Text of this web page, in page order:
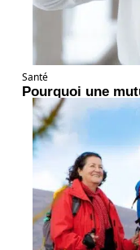
Santé
Pourquoi une